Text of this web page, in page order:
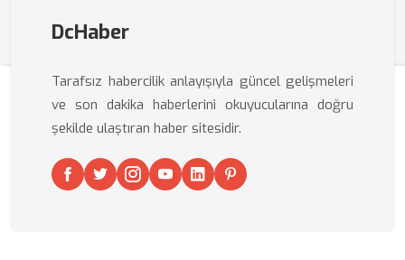
DcHaber
Tarafsız habercilik anlayışıyla güncel gelişmeleri
ve son dakika haberlerini okuyucularına doğru
şekilde ulaştıran haber sitesidir.